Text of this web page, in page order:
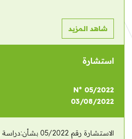
شاهد المزيد
استشارة
N° 05/2022
03/08/2022
الاستشارة رقم 05/